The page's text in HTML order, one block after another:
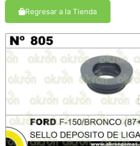
Regresar a la Tienda